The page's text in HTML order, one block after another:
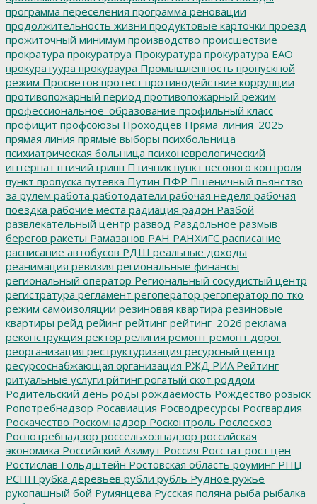
программа переселения программа реновации
продолжительность жизни продуктовые карточки проезд
прожиточный минимум производство происшествие
прократура прокуратруа Прокуратура прокуратура ЕАО
прокуратуура прокураура Промышленность пропускной
режим Просветов протест противодействие коррупции
противопожарный период противопожарный режим
профессиональное_образование профильный класс
профицит профсоюзы Проходцев Пряма_линия_2025
прямая линия прямые выборы психбольница
психиатрическая больница психоневрологический
интернат птичий грипп Птичник пункт весового контроля
пункт пропуска путевка Путин ПФР Пшеничный пьянство
за рулем работа работодатели рабочая неделя рабочая
поездка рабочие места радиация радон Разбой
развлекательный центр развод Раздольное размыв
берегов ракеты Рамазанов РАН РАНХиГС расписание
расписание автобусов РДШ реальные доходы
реанимация ревизия региональные финансы
региональный оператор Региональный сосудистый центр
регистратура регламент регоператор регоператор по тко
режим самоизоляции резиновая квартира резиновые
квартиры рейд рейинг рейтинг рейтинг_2026 реклама
реконструкция ректор религия ремонт ремонт дорог
реорганизация реструктуризация ресурсный центр
ресурсоснабжающая организация РЖД РИА Рейтинг
ритуальные услуги рйтинг рогатый скот роддом
Родительский день роды рождаемость Рождество розыск
Ропотребнадзор Росавиация Росводресурсы Росгвардия
Роскачество Роскомнадзор Росконтроль Рослесхоз
Роспотребнадзор россельхознадзор российская
экономика Российский Азимут Россия Росстат рост цен
Ростислав Гольдштейн Ростовская область роуминг РПЦ
РСПП рубка деревьев рубли рубль Рудное ружье
рукопашный бой Румянцева Русская поляна рыба рыбалка